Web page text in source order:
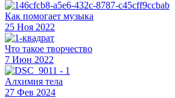
Как помогает музыка
25 Ноя 2022
Что такое творчество
7 Июн 2022
Алхимия тела
27 Фев 2024